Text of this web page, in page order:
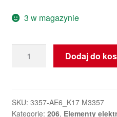
3 w magazynie
Peugeot
Przełącznik
szyb
Dodaj do
SKU: 3357-AE6_K17 M3357
Kategorie: 206, Elementy